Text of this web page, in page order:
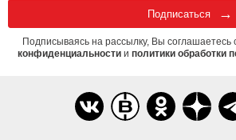
Подписаться
Подписываясь на рассылку, Вы соглашаетесь
конфиденциальностии политики обработки